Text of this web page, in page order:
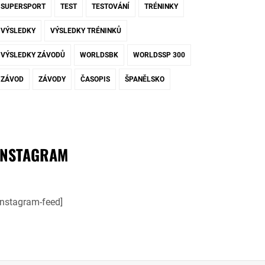
SUPERSPORT TEST TESTOVÁNÍ TRÉNINKY
VÝSLEDKY VÝSLEDKY TRÉNINKŮ
VÝSLEDKY ZÁVODŮ WORLDSBK WORLDSSP 300
ZÁVOD ZÁVODY ČASOPIS ŠPANĚLSKO
feed]